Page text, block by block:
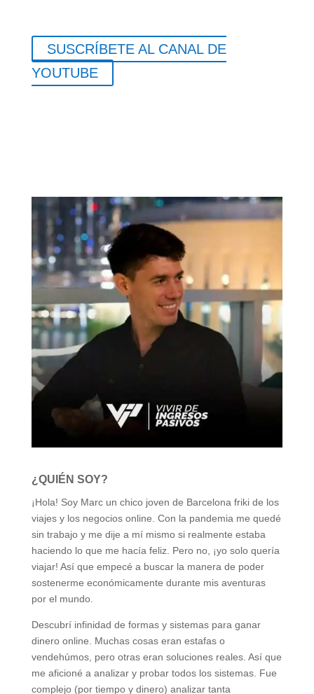
SUSCRÍBETE AL CANAL DE
YOUTUBE
¿QUIÉN SOY?
¡Hola! Soy Marc un chico joven de Barcelona friki de los
viajes y los negocios online. Con la pandemia me quedé
sin trabajo y me dije a mí mismo si realmente estaba
haciendo lo que me hacía feliz. Pero no, ¡yo solo quería
viajar! Así que empecé a buscar la manera de poder
sostenerme económicamente durante mis aventuras
por el mundo.
Descubrí infinidad de formas y sistemas para ganar
dinero online. Muchas cosas eran estafas o
vendehúmos, pero otras eran soluciones reales. Así que
me aficioné a analizar y probar todos los sistemas. Fue
complejo (por tiempo y dinero) analizar tanta